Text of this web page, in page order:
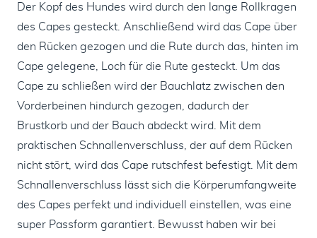
Der Kopf des Hundes wird durch den lange Rollkragen
des Capes gesteckt. Anschließend wird das Cape über
den Rücken gezogen und die Rute durch das, hinten im
Cape gelegene, Loch für die Rute gesteckt. Um das
Cape zu schließen wird der Bauchlatz zwischen den
Vorderbeinen hindurch gezogen, dadurch der
Brustkorb und der Bauch abdeckt wird. Mit dem
praktischen Schnallenverschluss, der auf dem Rücken
nicht stört, wird das Cape rutschfest befestigt. Mit dem
Schnallenverschluss lässt sich die Körperumfangweite
des Capes perfekt und individuell einstellen, was eine
super Passform garantiert. Bewusst haben wir bei